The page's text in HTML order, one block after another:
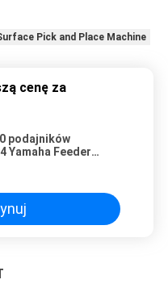
Pick and Place Machine
cenę za
podajników
Yamaha Feeder